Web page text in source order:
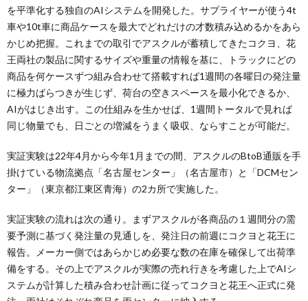
を平準化する独自のAIシステムを開発した。サプライヤーが使う4t
車や10t車に商品ケースを最大でどれだけの才数積み込めるかをあら
かじめ把握。これまでの取引でアスクルが蓄積してきたコクヨ、花
王両社の製品に関するサイズや重量の情報を基に、トラックにどの
商品を何ケースずつ組み合わせて搭載すれば1週間の各曜日の発注量
に極力ばらつきが生じず、荷台の空きスペースを最小化できるか、
AIがはじき出す。この仕組みを生かせば、1週間トータルで見れば
同じ物量でも、日ごとの増減をうまく吸収、ならすことが可能だ。
実証実験は22年4月から今年1月までの間、アスクルのBtoB通販を手
掛けている物流拠点「名古屋センター」（名古屋市）と「DCMセン
ター」（東京都江東区青海）の2カ所で実施した。
実証実験の流れは次の通り。まずアスクルが各商品の１週間分の需
要予測に基づく発注量の見通しを、発注日の前週にコクヨと花王に
報告。メーカー側ではあらかじめ必要な数の在庫を確保して出荷準
備をする。その上でアスクルが実際の売れ行きを考慮した上でAIシ
ステムが計算した積み合わせ計画に従ってコクヨと花王へ正式に発